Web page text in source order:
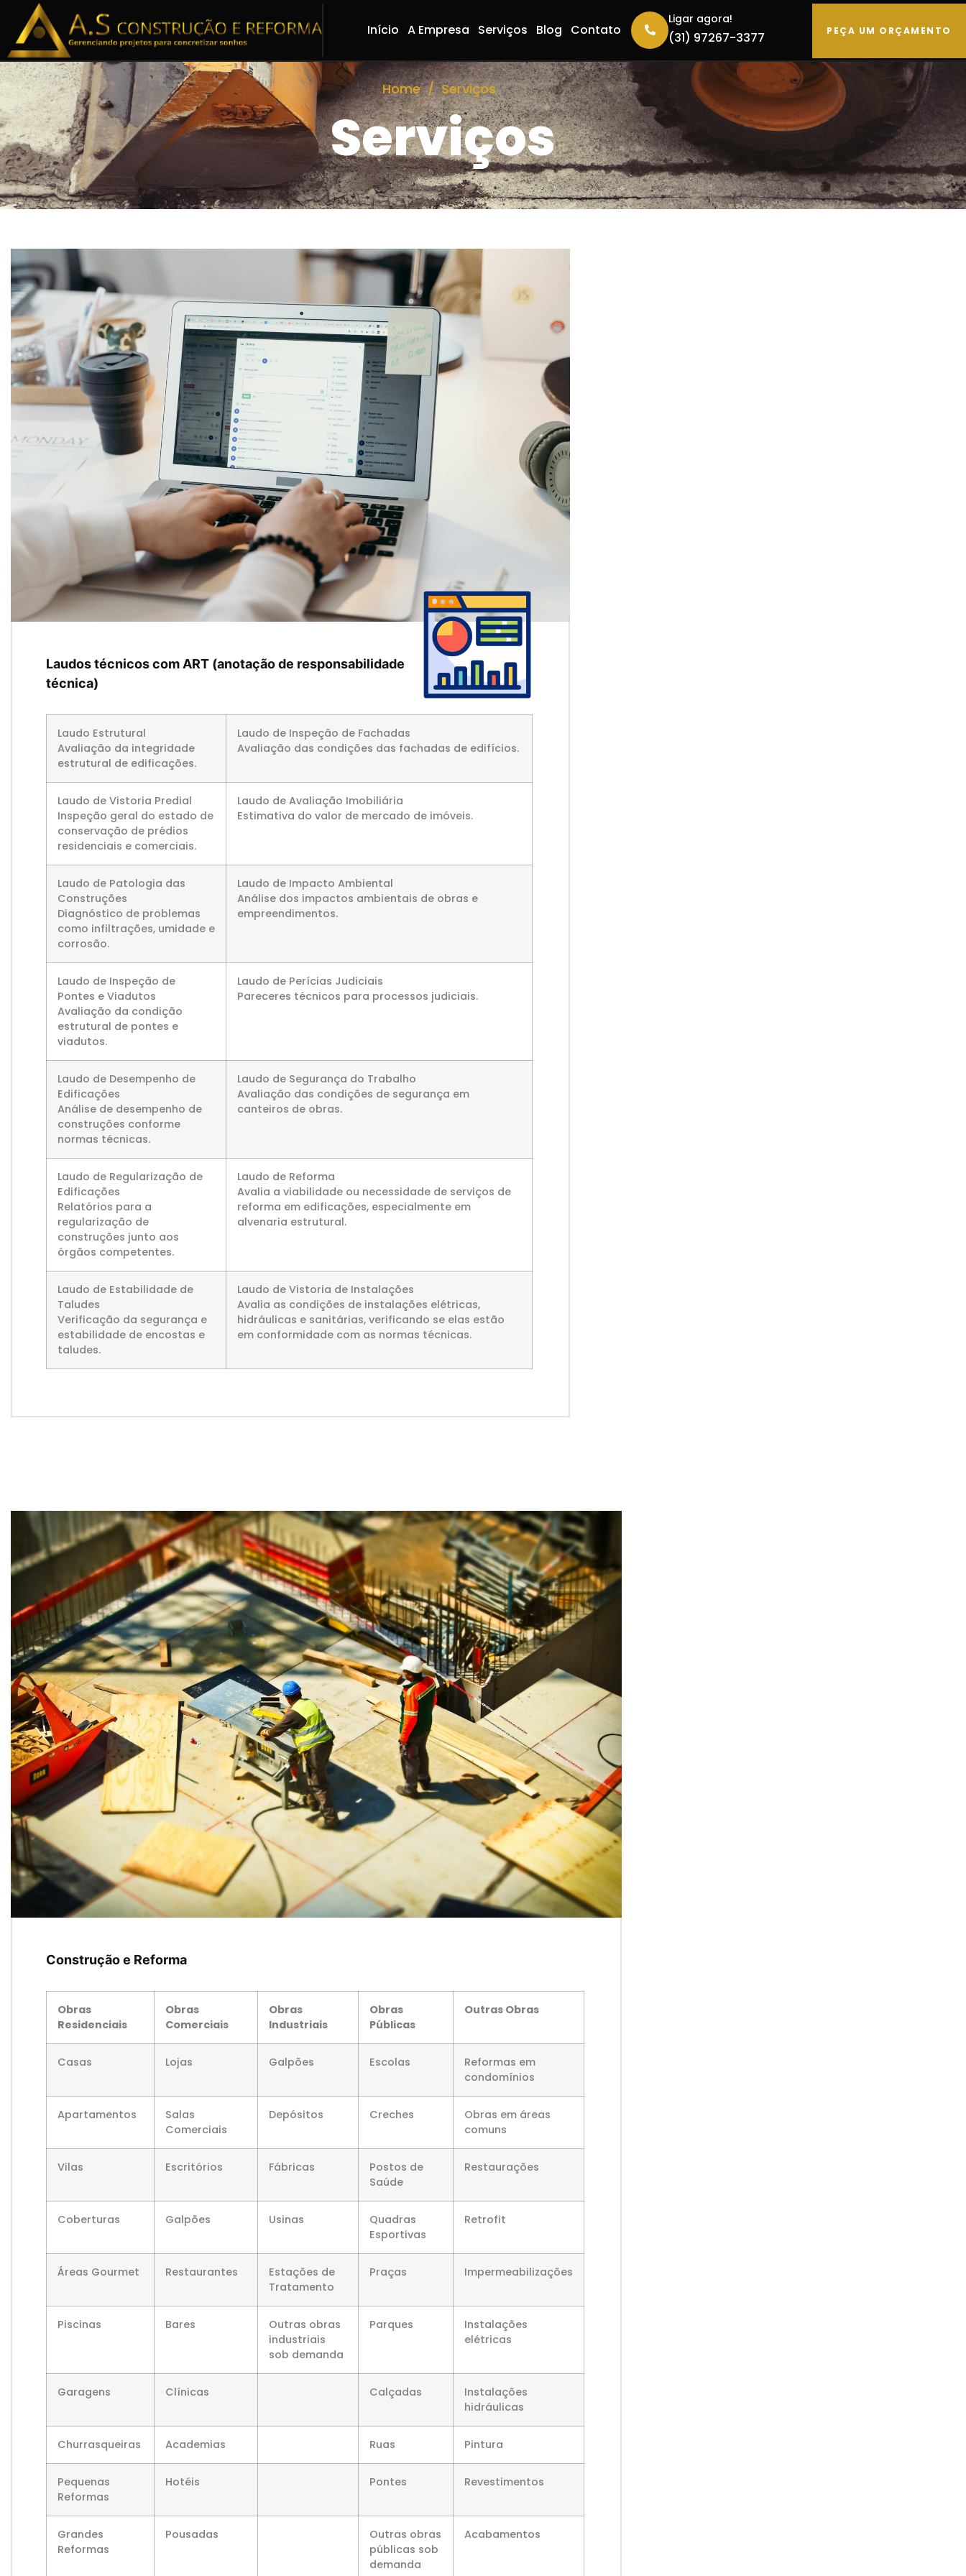
Início A Empresa Serviços Blog Contato
Ligar agora!
(31) 97267-3377 PEÇA UM ORÇAMENTO
Home / Serviços
Serviços
Laudos técnicos com ART (anotação de responsabilidade
técnica)
Laudo Estrutural
Avaliação da integridade
estrutural de edificações.
Laudo de Inspeção de Fachadas
Avaliação das condições das fachadas de edifícios.
Laudo de Vistoria Predial
Inspeção geral do estado de
conservação de prédios
residenciais e comerciais.
Laudo de Avaliação Imobiliária
Estimativa do valor de mercado de imóveis.
Laudo de Patologia das
Construções
Diagnóstico de problemas
como infiltrações, umidade e
corrosão.
Laudo de Impacto Ambiental
Análise dos impactos ambientais de obras e
empreendimentos.
Laudo de Inspeção de
Pontes e Viadutos
Avaliação da condição
estrutural de pontes e
viadutos.
Laudo de Perícias Judiciais
Pareceres técnicos para processos judiciais.
Laudo de Desempenho de
Edificações
Análise de desempenho de
construções conforme
normas técnicas.
Laudo de Segurança do Trabalho
Avaliação das condições de segurança em
canteiros de obras.
Laudo de Regularização de
Edificações
Relatórios para a
regularização de
construções junto aos
órgãos competentes.
Laudo de Reforma
Avalia a viabilidade ou necessidade de serviços de
reforma em edificações, especialmente em
alvenaria estrutural.
Laudo de Estabilidade de
Taludes
Verificação da segurança e
estabilidade de encostas e
taludes.
Laudo de Vistoria de Instalações
Avalia as condições de instalações elétricas,
hidráulicas e sanitárias, verificando se elas estão
em conformidade com as normas técnicas.
Construção e Reforma
Obras
Residenciais
Obras
Comerciais
Obras
Industriais
Obras
Públicas
Outras Obras
Casas Lojas Galpões Escolas
Reformas em
condomínios
Apartamentos
Salas
Comerciais
Depósitos Creches
Obras em áreas
comuns
Vilas Escritórios Fábricas
Postos de
Saúde
Restaurações
Coberturas Galpões Usinas
Quadras
Esportivas
Retrofit
Áreas Gourmet Restaurantes
Estações de
Tratamento
Praças Impermeabilizações
Piscinas Bares
Outras obras
industriais
sob demanda
Parques
Instalações
elétricas
Garagens Clínicas Calçadas
Instalações
hidráulicas
Churrasqueiras Academias Ruas Pintura
Pequenas
Reformas
Hotéis Pontes Revestimentos
Grandes
Reformas
Pousadas
Outras obras
públicas sob
demanda
Acabamentos